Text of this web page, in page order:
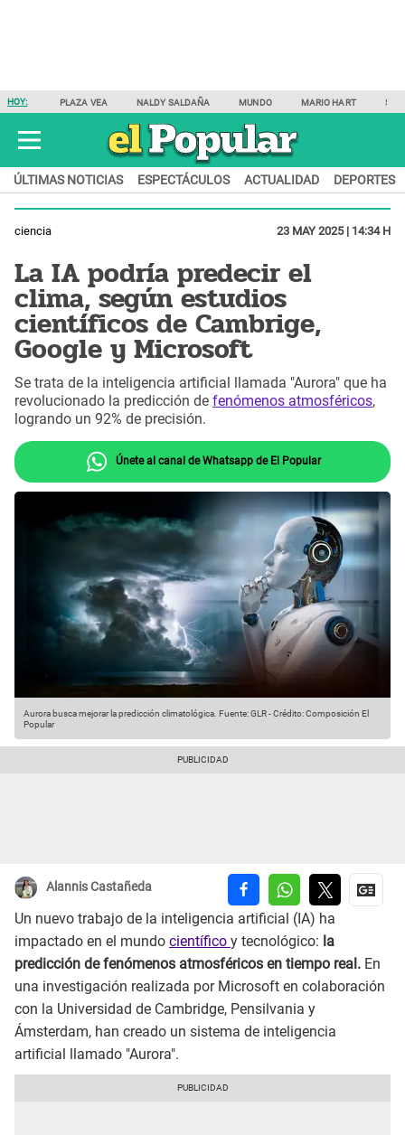
HOY: PLAZA VEA NALDY SALDAÑA MUNDO MARIO HART
ÚLTIMAS NOTICIAS ESPECTÁCULOS ACTUALIDAD DEPORTES
ciencia 23 MAY 2025 | 14:34 H
La IA podría predecir el
clima, según estudios
científicos de Cambrige,
Google y Microsoft
Se trata de la inteligencia artificial llamada "Aurora" que ha
revolucionado la predicción de fenómenos atmosféricos,
logrando un 92% de precisión.
Únete al canal de Whatsapp de El Popular
Aurora busca mejorar la predicción climatológica. Fuente: GLR-Crédito: Composición El
Popular
Alannis Castañeda
Un nuevo trabajo de la inteligencia artificial (IA) ha
impactado en el mundo científico y tecnológico: la
predicción de fenómenos atmosféricos en tiempo real. En
una investigación realizada por Microsoft en colaboración
con la Universidad de Cambridge, Pensilvania y
Ámsterdam, han creado un sistema de inteligencia
artificial llamado "Aurora".